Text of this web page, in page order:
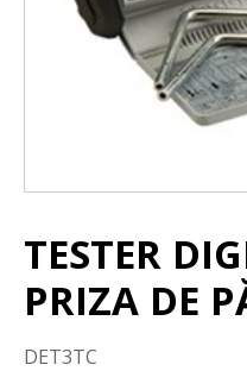
TESTER
PRIZA DE
DET3TC